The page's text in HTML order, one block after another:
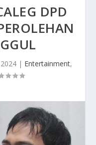
DPD
| Entertainment,